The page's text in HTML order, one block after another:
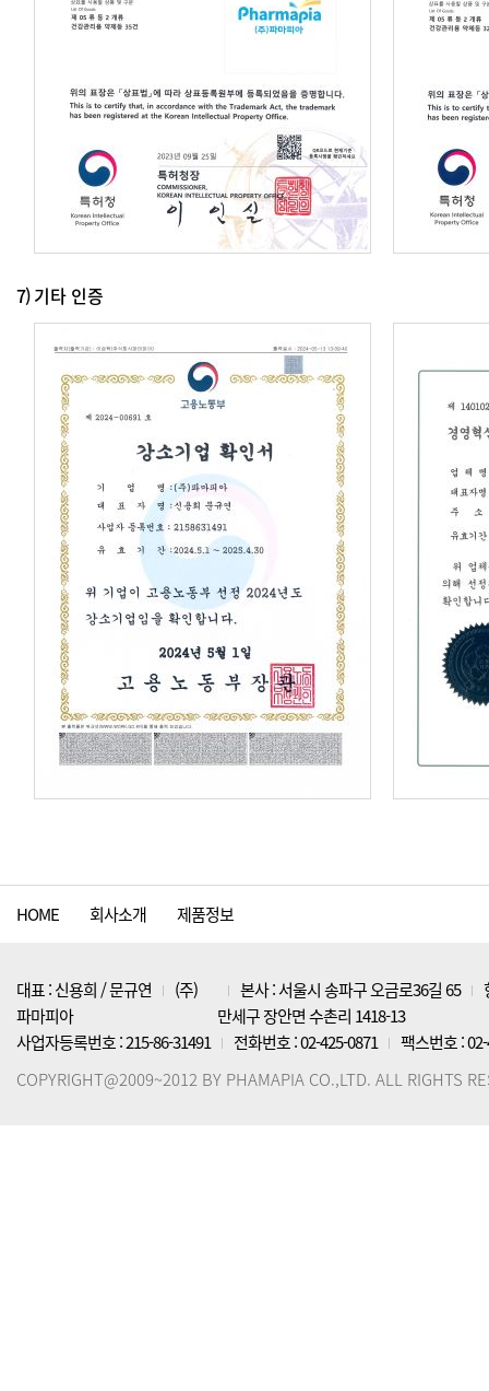
7)기타 인증
HOME 회사소개 제품정보
대표 : 신용희 / 문규연
(주)
파마피아
본사 : 서울시 송파구 오금로36길 65
만세구 장안면 수촌리 1418-13
사업자등록번호 : 215-86-31491
전화번호 : 02-425-0871
팩스번호 :
COPYRIGHT@2009~2012 BY PHAMAPIA CO.,LTD. ALL RIGHTS